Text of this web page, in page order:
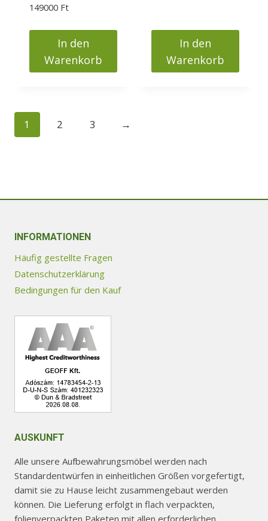
149000 Ft
In den
Warenkorb
284000 Ft244000
In den
Warenkorb
1 2 3 →
INFORMATIONEN
Häufig gestellte Fragen
Datenschutzerklärung
Bedingungen für den Kauf
AUSKUNFT
Alle unsere Aufbewahrungsmöbel werden nach
Standardentwürfen in einheitlichen Größen vorgefertigt,
damit sie zu Hause leicht zusammengebaut werden
können. Die Lieferung erfolgt in flach verpackten,
folienverpackten Paketen mit allen erforderlichen